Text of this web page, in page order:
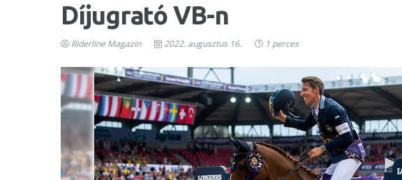
Díjugrató VB-n
Riderline Magazin 2022. augusztus 16. 1 perces